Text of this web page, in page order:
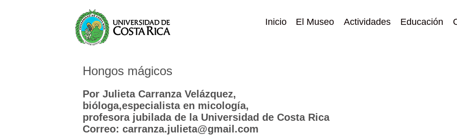
Inicio El Museo Actividades Educación
Hongos mágicos
Por Julieta Carranza Velázquez,
bióloga,especialista en micología,
profesora jubilada de la Universidad de Costa Rica
Correo: carranza.julieta@gmail.com